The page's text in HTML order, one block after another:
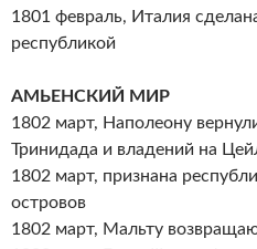
1801 февраль, Италия
республикой
АМЬЕНСКИЙ МИР
1802 март, Наполеону
Тринидада и владений на
1802 март, признана
островов
1802 март, Мальту